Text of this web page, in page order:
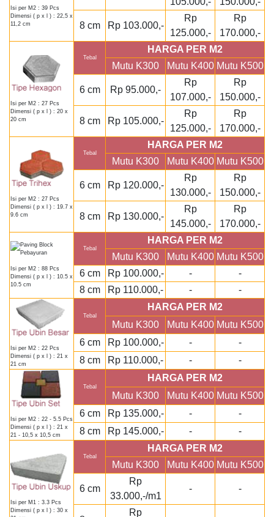
Isi per M2 : 39 Pcs
Dimensi ( p x l ) : 22,5 x
11,2 cm
8 cm Rp 103.000,-
Rp
125.000,-
Rp
170.000,-
Isi per M2 : 27 Pcs
Dimensi ( p x l ) : 20 x
20 cm
Tebal
HARGA PER M2
Mutu K300
Mutu K400 Mutu K500
6 cm Rp 95.000,-
Rp
107.000,-
Rp
150.000,-
8 cm Rp 105.000,-
Rp
125.000,-
Rp
170.000,-
Isi per M2 : 27 Pcs
Dimensi ( p x l ) : 19.7 x
9.6 cm
Tebal
HARGA PER M2
Mutu K300
Mutu K400 Mutu K500
6 cm Rp 120.000,-
Rp
130.000,-
Rp
150.000,-
8 cm Rp 130.000,-
Rp
145.000,-
Rp
170.000,-
Isi per M2 : 88 Pcs
Dimensi ( p x l ) : 10.5 x
10.5 cm
Tebal
HARGA PER M2
Mutu K300
Mutu K400 Mutu K500
6 cm
Rp 100.000,- -
-
8 cm
Rp 110.000,- - -
Isi per M2 : 22 Pcs
Dimensi ( p x l ) : 21 x
21 cm
Tebal
HARGA PER M2
Mutu K300
Mutu K400 Mutu K500
6 cm
Rp 100.000,- -
-
8 cm
Rp 110.000,- - -
Isi per M2 : 22 - 5.5 Pcs
Dimensi ( p x l ) : 21 x
21 - 10,5 x 10,5 cm
Tebal
HARGA PER M2
Mutu K300
Mutu K400 Mutu K500
6 cm
Rp 135.000,- -
-
8 cm
Rp 145.000,- - -
Isi per M1 : 3.3 Pcs
Dimensi ( p x l ) : 30 x
Tebal
HARGA PER M2
Mutu K300
Mutu K400 Mutu K500
6 cm
Rp
33.000,-/m1
- -
Rp